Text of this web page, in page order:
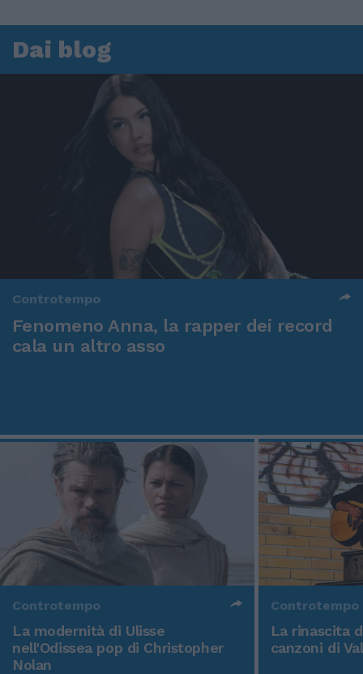
Dai blog
Controtempo
Fenomeno Anna, la rapper dei record
cala un altro asso
Controtempo
La modernità di Ulisse
nell'Odissea pop di Christopher
Nolan
Controtempo
La rinascita
canzoni di